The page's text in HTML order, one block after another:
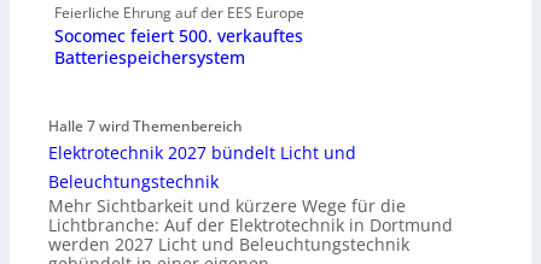
Feierliche Ehrung auf der EES Europe
Socomec feiert 500. verkauftes
Batteriespeichersystem
Halle 7 wird Themenbereich
Elektrotechnik 2027 bündelt Licht und
Beleuchtungstechnik
Mehr Sichtbarkeit und kürzere Wege für die
Lichtbranche: Auf der Elektrotechnik in Dortmund
werden 2027 Licht und Beleuchtungstechnik